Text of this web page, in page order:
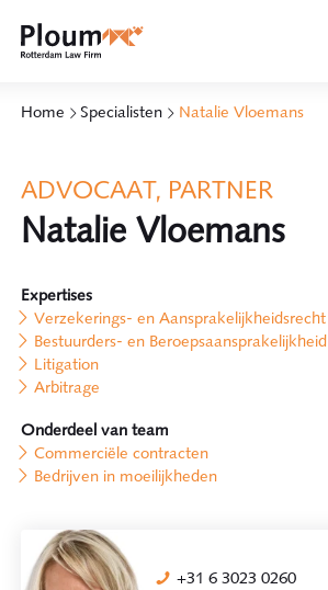
Home Specialisten Natalie Vloemans
ADVOCAAT, PARTNER
Natalie Vloemans
Expertises
Verzekerings- en Aansprakelijkheidsrecht
Bestuurders- en Beroepsaansprakelijkheid
Litigation
Arbitrage
Onderdeel van team
Commerciële contracten
Bedrijven in moeilijkheden
+31 6 3023 0260